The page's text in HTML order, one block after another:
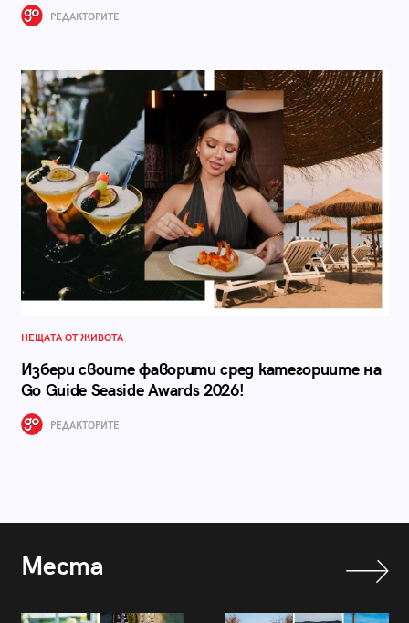
РЕДАКТОРИТЕ
НЕЩАТА ОТ ЖИВОТА
Избери своите фаворити сред категориите на
Go Guide Seaside Awards 2026!
РЕДАКТОРИТЕ
Места